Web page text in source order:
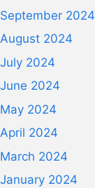
September 2024
August 2024
July 2024
June 2024
May 2024
April 2024
March 2024
January 2024